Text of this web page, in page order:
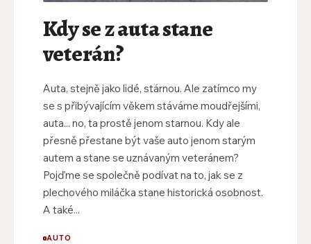
Kdy se z auta stane
veterán?
Auta, stejně jako lidé, stárnou. Ale zatímco my
se s přibývajícím věkem stáváme moudřejšími,
auta... no, ta prostě jenom starnou. Kdy ale
přesně přestane být vaše auto jenom starým
autem a stane se uznávaným veteránem?
Pojďme se společně podívat na to, jak se z
plechového miláčka stane historická osobnost.
A také...
AUTO